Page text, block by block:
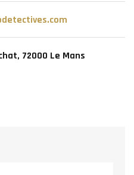
72000 Le Mans